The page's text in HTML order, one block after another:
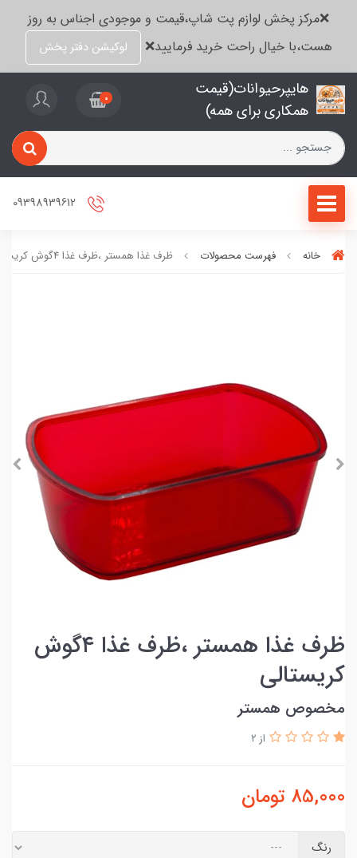
❌مرکز پخش لوازم پت شاپ،قیمت و موجودی اجناس به روز
هست،با خیال راحت خرید فرمایید❌
لوکیشن دفتر پخش
هایپرحیوانات(قیمت
همکاری برای همه)
0
خانه فهرست محصولات ظرف غذا همستر ،ظرف غذا ۴گوش کریستالی
ظرف غذا همستر ،ظرف غذا ۴گوش
کریستالی
مخصوص همستر
از 2
85,000 تومان
رنگ